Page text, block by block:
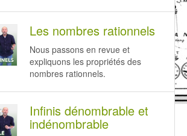
Les nombres rationnels
Nous passons en revue et
expliquons les propriétés des
nombres rationnels.
Infinis dénombrable et
indénombrable